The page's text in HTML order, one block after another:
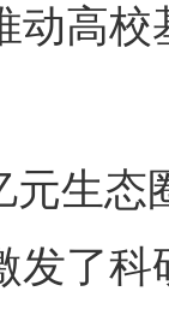
动高
生态
发了